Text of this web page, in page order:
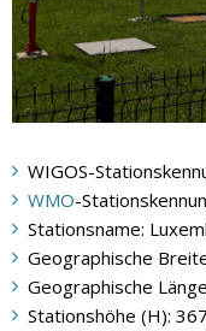
WIGOS-
WMO-
Stationsname:
Geographische
Geographische
Stationshöhe (H):